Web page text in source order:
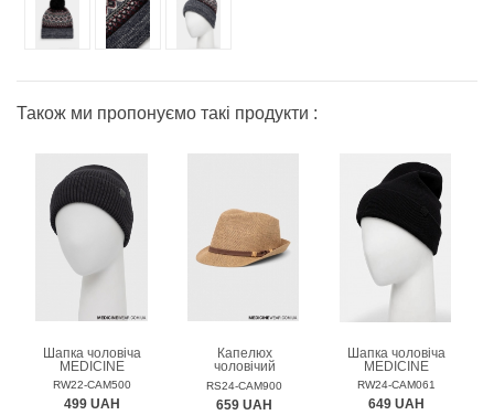
Також ми пропонуємо такі продукти :
Шапка чоловіча
MEDICINE
RW22-CAM500
499 UAH
Капелюх
чоловічий
MEDICINE
RS24-CAM900
659 UAH
Шапка чоловіча
MEDICINE
RW24-CAM061
649 UAH